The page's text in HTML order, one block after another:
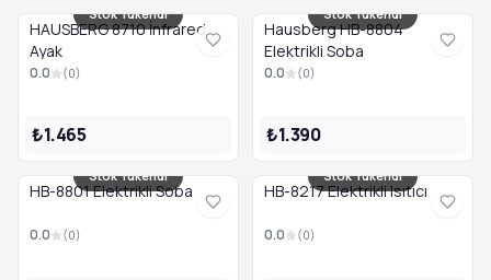
Stok Tükendi
HAUSBERG 8710 İnfrared
Ayak
0.0 (0)
₺1.465
Stok Tükendi
Hausberg HB-8804
Elektrikli Soba
0.0 (0)
₺1.390
Stok Tükendi
HB-8801 Elektrikli Soba
0.0 (0)
Stok Tükendi
HB-8217 Elektrikli Isıtıcı
0.0 (0)